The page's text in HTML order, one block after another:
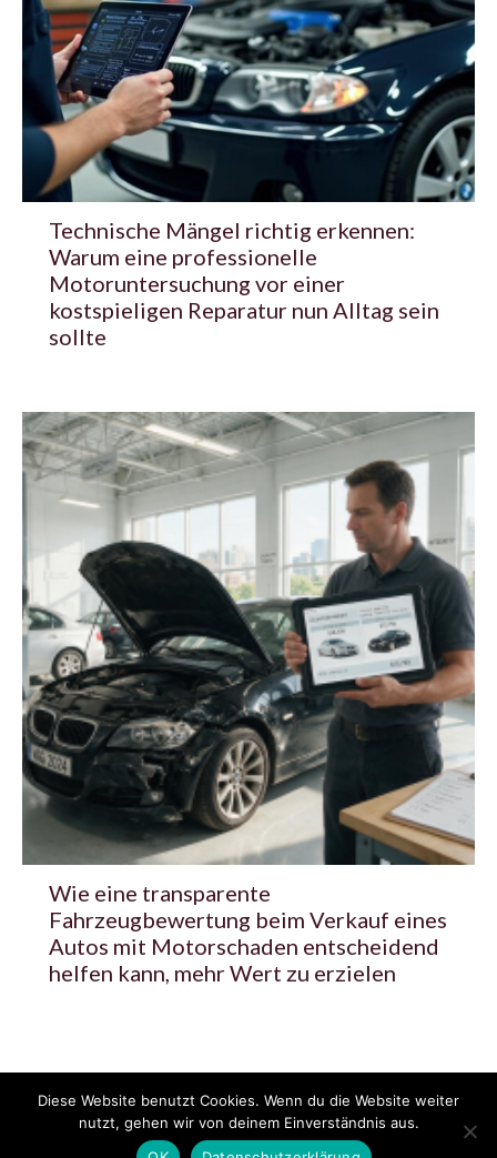
Technische Mängel richtig erkennen:
Warum eine professionelle
Motoruntersuchung vor einer
kostspieligen Reparatur nun Alltag sein
sollte
Wie eine transparente
Fahrzeugbewertung beim Verkauf eines
Autos mit Motorschaden entscheidend
helfen kann, mehr Wert zu erzielen
© 2020 - 2025 Copyright - KFZzeitung.com
Datenschutzerklärung FAQ Kontakt Impressum
Diese Website benutzt Cookies. Wenn du die Website weiter
nutzt, gehen wir von deinem Einverständnis aus.